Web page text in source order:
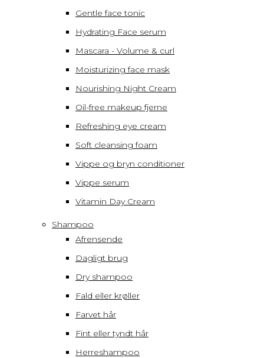
Gentle face tonic
Hydrating Face serum
Mascara - Volume & curl
Moisturizing face mask
Nourishing Night Cream
Oil-free makeup fjerne
Refreshing eye cream
Soft cleansing foam
Vippe og bryn conditioner
Vippe serum
Vitamin Day Cream
Shampoo
Afrensende
Dagligt brug
Dry shampoo
Fald eller krøller
Farvet hår
Fint eller tyndt hår
Herreshampoo